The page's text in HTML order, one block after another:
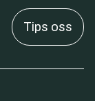
Tips oss